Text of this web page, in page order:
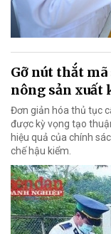
Gỡ nút thắt
nông sản xuất
Đơn giản hóa thủ tục
được kỳ vọng tạo
hiệu quả của chính
chế hậu kiểm.